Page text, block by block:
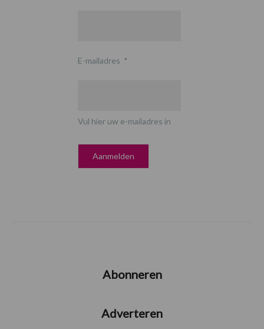
E-mailadres *
Vul hier uw e-mailadres in
Abonneren
Adverteren